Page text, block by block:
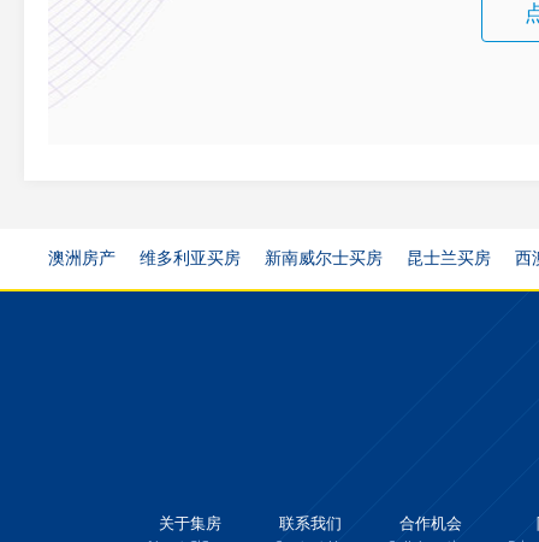
澳洲房产 维多利亚买房 新南威尔士买房 昆士兰买房 西
关于集房 联系我们 合作机会